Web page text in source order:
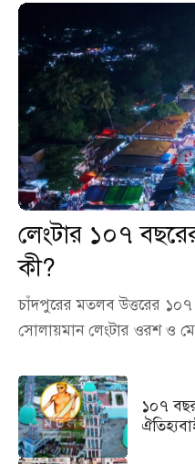
লেংটার ১০৭
কী?
চাঁদপুরের মতলব উত্তরের ১০৭
সোলায়মান লেংটার ওরশ ও
১০৭